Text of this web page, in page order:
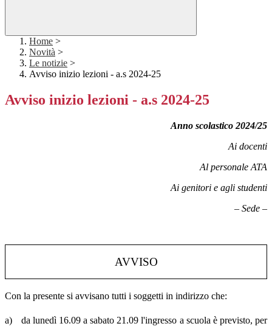
Home >
Novità >
Le notizie >
Avviso inizio lezioni - a.s 2024-25
Avviso inizio lezioni - a.s 2024-25
Anno scolastico 2024/25
Ai docenti
Al personale ATA
Ai genitori e agli studenti
– Sede –
AVVISO
Con la presente si avvisano tutti i soggetti in indirizzo che:
a)
da lunedì 16.09 a sabato 21.09 l'ingresso a scuola è previsto, per